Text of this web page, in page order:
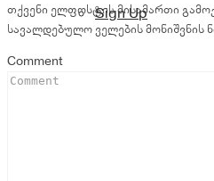
Sign Up
თქვენი ელფოსტის მისამართი
სავალდებულო ველების მონიშვნის
Comment